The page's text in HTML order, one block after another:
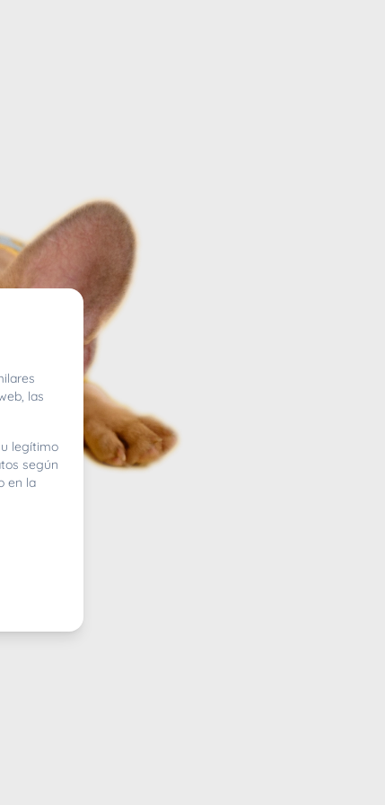
las
legítimo
según
en la